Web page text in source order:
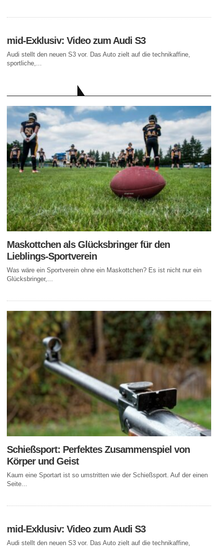
mid-Exklusiv: Video zum Audi S3
Audi stellt den neuen S3 vor. Das Auto zielt auf die technikaffine,
sportliche,...
Maskottchen als Glücksbringer für den
Lieblings-Sportverein
Was wäre ein Sportverein ohne ein Maskottchen? Es ist nicht nur ein
Glücksbringer,...
Schießsport: Perfektes Zusammenspiel von
Körper und Geist
Kaum eine Sportart ist so umstritten wie der Schießsport. Auf der einen
Seite...
mid-Exklusiv: Video zum Audi S3
Audi stellt den neuen S3 vor. Das Auto zielt auf die technikaffine,